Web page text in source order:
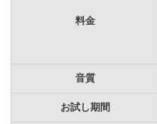
料金
音質
お試し期間